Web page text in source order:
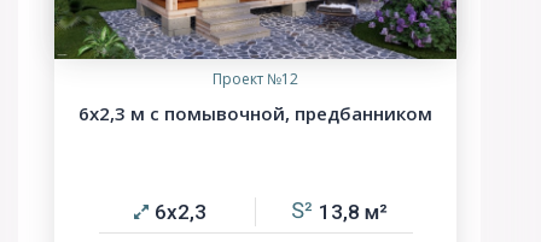
Проект №12
6х2,3 м с помывочной, предбанником
6х2,3 13,8